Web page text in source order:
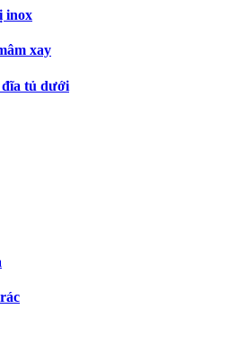
inox
xay
đĩa tủ dưới